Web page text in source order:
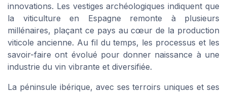
innovations. Les vestiges archéologiques indiquent que
la viticulture en Espagne remonte à plusieurs
millénaires, plaçant ce pays au cœur de la production
viticole ancienne. Au fil du temps, les processus et les
savoir-faire ont évolué pour donner naissance à une
industrie du vin vibrante et diversifiée.
La péninsule ibérique, avec ses terroirs uniques et ses